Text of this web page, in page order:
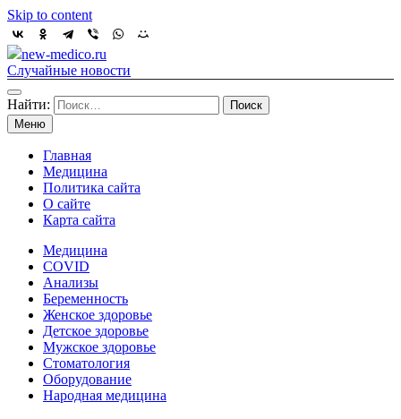
Skip to content
new-medico.ru
Случайные новости
Найти:
Меню
Главная
Медицина
Политика сайта
О сайте
Карта сайта
Медицина
COVID
Анализы
Беременность
Женское здоровье
Детское здоровье
Мужское здоровье
Стоматология
Оборудование
Народная медицина